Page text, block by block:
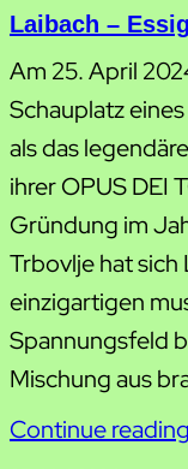
Laibach –
Am 25. April
Schauplatz
als das
ihrer OPUS DEI
Gründung im
Trbovlje hat sich
einzigartigen
Spannungsfeld
Mischung aus
Continue reading